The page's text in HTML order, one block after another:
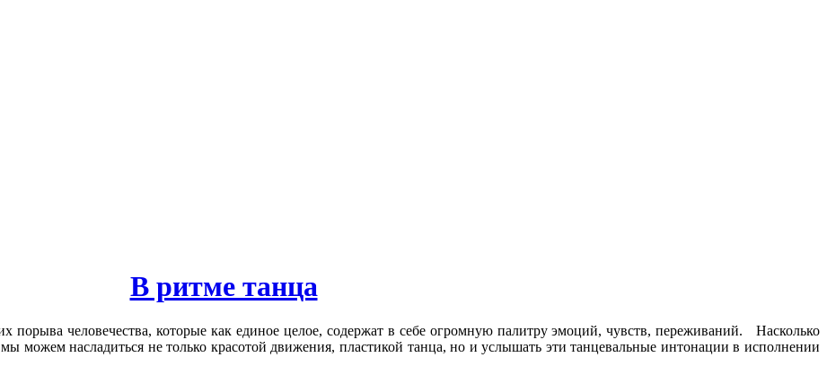
В ритме танца
порыва человечества, которые как единое целое, содержат в себе огромную палитру эмоций, чувств, переживаний. Насколько
можем насладиться не только красотой движения, пластикой танца, но и услышать эти танцевальные интонации в исполнении